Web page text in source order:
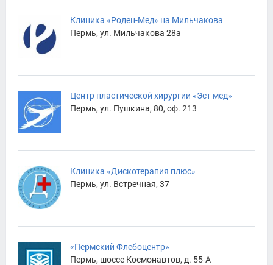
Клиника «Роден-Мед» на Мильчакова
Пермь, ул. Мильчакова 28а
Центр пластической хирургии «Эст мед»
Пермь, ул. Пушкина, 80, оф. 213
Клиника «Дискотерапия плюс»
Пермь, ул. Встречная, 37
«Пермский Флебоцентр»
Пермь, шоссе Космонавтов, д. 55-А